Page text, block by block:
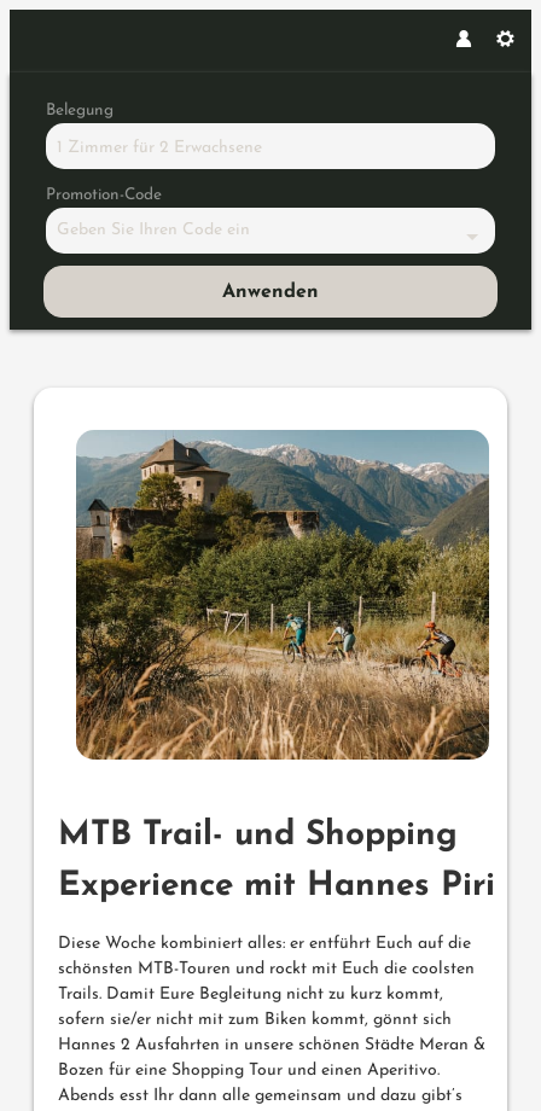
Belegung
1 Zimmer für 2 Erwachsene
Promotion-Code
Geben Sie Ihren Code ein
Anwenden
Angebotsdetails für MTB
MTB Trail- und Shopping
Experience mit Hannes Piri
Diese Woche kombiniert alles: er entführt Euch auf die
schönsten MTB-Touren und rockt mit Euch die coolsten
Trails. Damit Eure Begleitung nicht zu kurz kommt,
sofern sie/er nicht mit zum Biken kommt, gönnt sich
Hannes 2 Ausfahrten in unsere schönen Städte Meran &
Bozen für eine Shopping Tour und einen Aperitivo.
Abends esst Ihr dann alle gemeinsam und dazu gibt’s